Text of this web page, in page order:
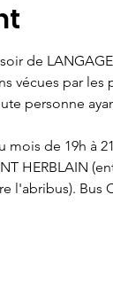
de
vécues par
personne
mois de 19h à
HERBLAIN
l'abribus). Bus